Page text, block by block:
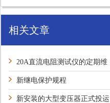
相关文章
20A直流电阻测试仪的定期维
护保养方法介绍
新继电保护规程
新安装的大型变压器正式投运